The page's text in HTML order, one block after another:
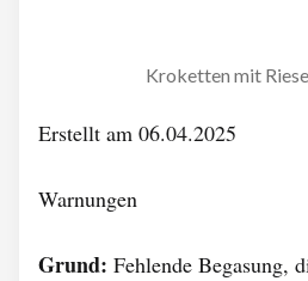
Kroketten mit
Erstellt am 06.04.2025
Warnungen
Grund: Fehlende Begasung,